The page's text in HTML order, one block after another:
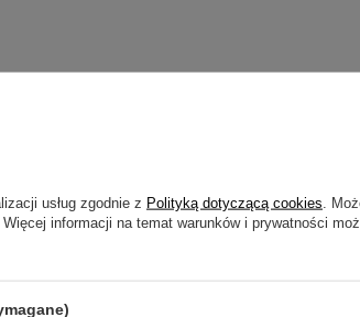
usług zgodnie z Polityką dotyczącą cookies .
informacji na temat warunków i prywatności